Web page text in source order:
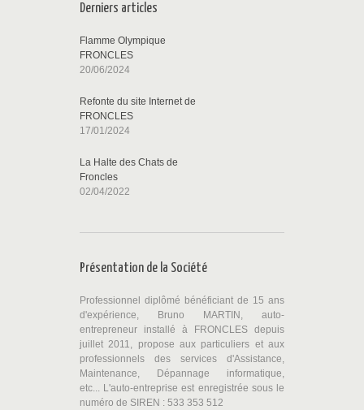
Derniers articles
Flamme Olympique
FRONCLES
20/06/2024
Refonte du site Internet de
FRONCLES
17/01/2024
La Halte des Chats de
Froncles
02/04/2022
Présentation de la Société
Professionnel diplômé bénéficiant de 15 ans
d'expérience, Bruno MARTIN, auto-
entrepreneur installé à FRONCLES depuis
juillet 2011, propose aux particuliers et aux
professionnels des services d'Assistance,
Maintenance, Dépannage informatique,
etc... L'auto-entreprise est enregistrée sous le
numéro de SIREN : 533 353 512